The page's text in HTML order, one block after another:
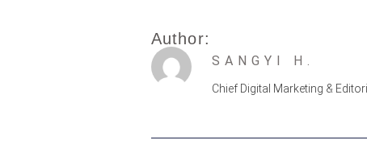
Author:
SANGYI H.
Chief Digital Marketing &